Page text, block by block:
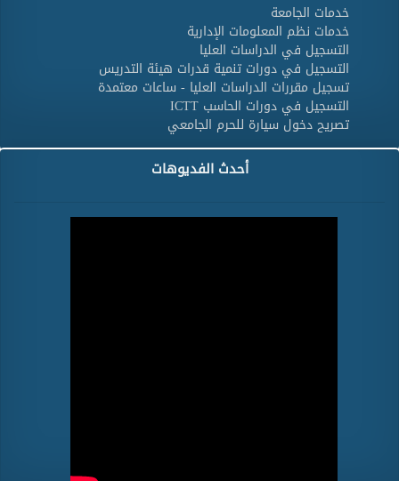
خدمات الجامعة
خدمات نظم المعلومات الإدارية
التسجيل في الدراسات العليا
التسجيل في دورات تنمية قدرات هيئة التدريس
تسجيل مقررات الدراسات العليا - ساعات معتمدة
التسجيل في دورات الحاسب ICTT
تصريح دخول سيارة للحرم الجامعي
أحدث الفديوهات